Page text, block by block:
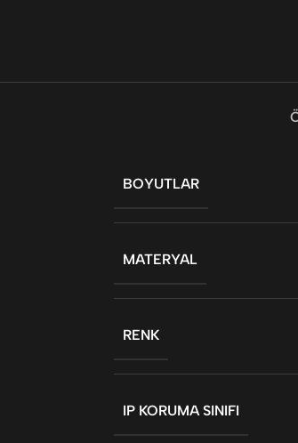
BOYUTLAR
MATERYAL
RENK
IP KORUMA SINIFI